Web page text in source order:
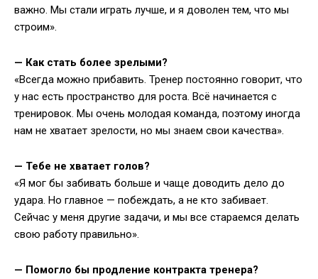
важно. Мы стали играть лучше, и я доволен тем, что мы
строим».
— Как стать более зрелыми?
«Всегда можно прибавить. Тренер постоянно говорит, что
у нас есть пространство для роста. Всё начинается с
тренировок. Мы очень молодая команда, поэтому иногда
нам не хватает зрелости, но мы знаем свои качества».
— Тебе не хватает голов?
«Я мог бы забивать больше и чаще доводить дело до
удара. Но главное — побеждать, а не кто забивает.
Сейчас у меня другие задачи, и мы все стараемся делать
свою работу правильно».
— Помогло бы продление контракта тренера?